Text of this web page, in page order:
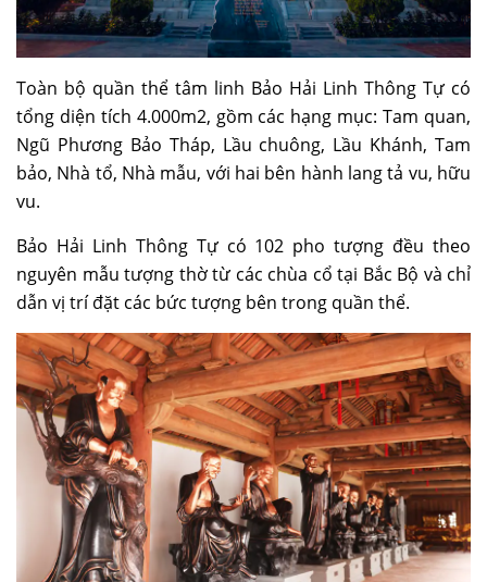
Toàn bộ quần thể tâm linh Bảo Hải Linh Thông Tự có
tổng diện tích 4.000m2, gồm các hạng mục: Tam quan,
Ngũ Phương Bảo Tháp, Lầu chuông, Lầu Khánh, Tam
bảo, Nhà tổ, Nhà mẫu, với hai bên hành lang tả vu, hữu
vu.
Bảo Hải Linh Thông Tự có 102 pho tượng đều theo
nguyên mẫu tượng thờ từ các chùa cổ tại Bắc Bộ và chỉ
dẫn vị trí đặt các bức tượng bên trong quần thể.